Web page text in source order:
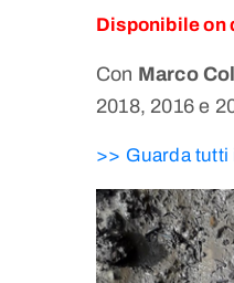
Disponibile on
Con Marco
2018, 2016 e
>> Guarda tutti